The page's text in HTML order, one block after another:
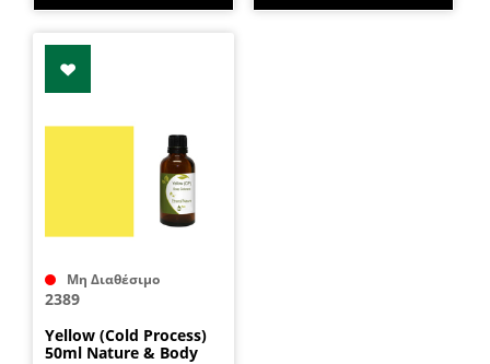
Μη Διαθέσιμο
2389
Yellow (Cold Process)
50ml Nature & Body